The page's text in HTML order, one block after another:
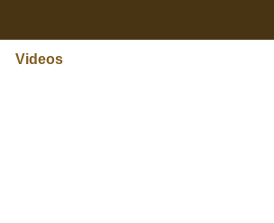
Videos